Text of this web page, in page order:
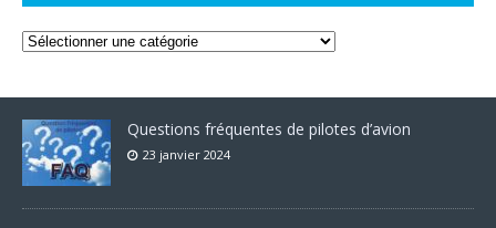
Questions fréquentes de pilotes d’avion
23 janvier 2024